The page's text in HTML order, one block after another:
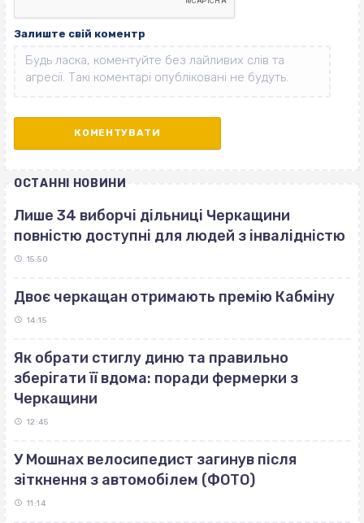
Залиште свій коментр
ОСТАННІ НОВИНИ
Лише 34 виборчі дільниці Черкащини
повністю доступні для людей з інвалідністю
15:50
Двоє черкащан отримають премію Кабміну
14:15
Як обрати стиглу диню та правильно
зберігати її вдома: поради фермерки з
Черкащини
12:45
У Мошнах велосипедист загинув після
зіткнення з автомобілем (ФОТО)
11:14